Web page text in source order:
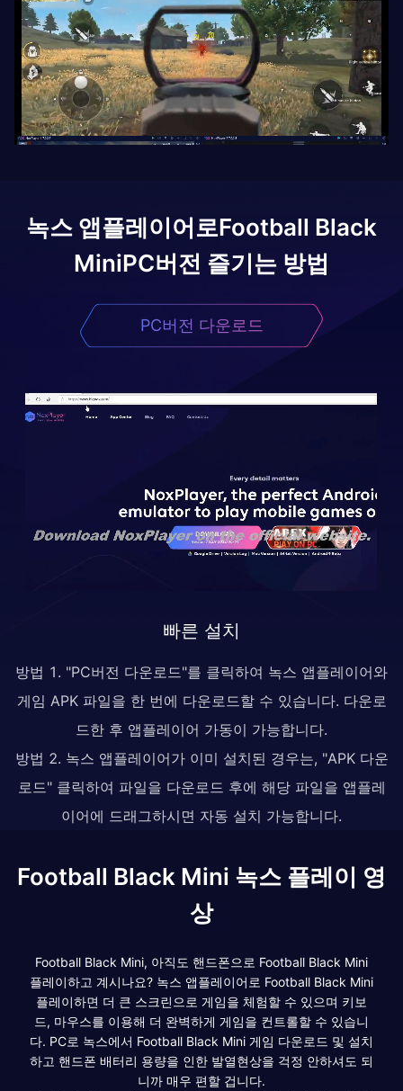
녹스 앱플레이어로Football Black
MiniPC버전 즐기는 방법
PC버전 다운로드
빠른 설치
방법 1. "PC버전 다운로드"를 클릭하여 녹스 앱플레이어와
게임 APK 파일을 한 번에 다운로드할 수 있습니다. 다운로
드한 후 앱플레이어 가동이 가능합니다.
방법 2. 녹스 앱플레이어가 이미 설치된 경우는, "APK 다운
로드" 클릭하여 파일을 다운로드 후에 해당 파일을 앱플레
이어에 드래그하시면 자동 설치 가능합니다.
Football Black Mini 녹스 플레이 영
상
Football Black Mini, 아직도 핸드폰으로 Football Black Mini
플레이하고 계시나요? 녹스 앱플레이어로 Football Black Mini
플레이하면 더 큰 스크린으로 게임을 체험할 수 있으며 키보
드, 마우스를 이용해 더 완벽하게 게임을 컨트롤할 수 있습니
다. PC로 녹스에서 Football Black Mini 게임 다운로드 및 설치
하고 핸드폰 배터리 용량을 인한 발열현상을 걱정 안하셔도 되
니까 매우 편할 겁니다.